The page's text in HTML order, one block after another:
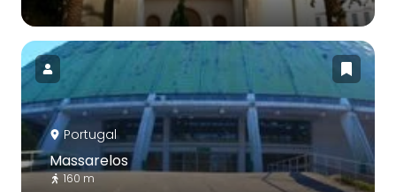
Portugal
Massarelos
160 m